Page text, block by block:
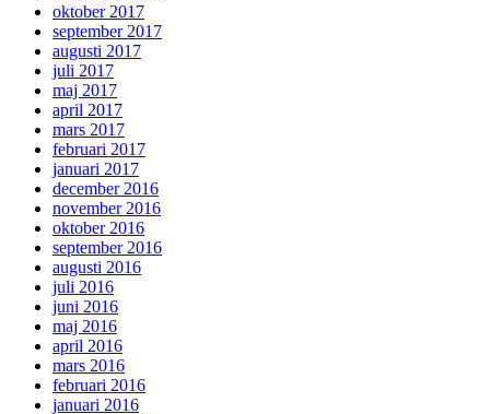
oktober 2017
september 2017
augusti 2017
juli 2017
maj 2017
april 2017
mars 2017
februari 2017
januari 2017
december 2016
november 2016
oktober 2016
september 2016
augusti 2016
juli 2016
juni 2016
maj 2016
april 2016
mars 2016
februari 2016
januari 2016